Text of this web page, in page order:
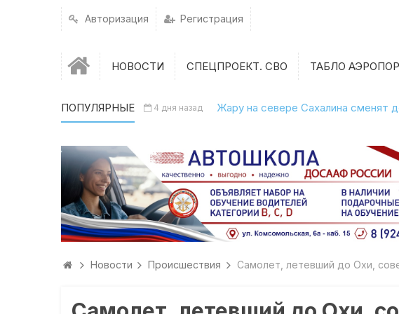
Авторизация Регистрация
НОВОСТИ СПЕЦПРОЕКТ. СВО ТАБЛО
ПОПУЛЯРНЫЕ 4 дня назад Жару на севере Сахалина сменят
Новости Происшествия Самолет, летевший до Охи,